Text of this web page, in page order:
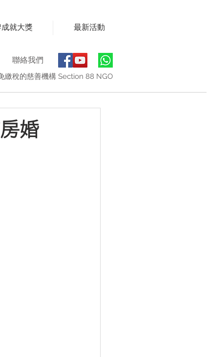
就大獎 最新活動
聯絡我們
繳稅的慈善機構 Section 88 NGO
婚